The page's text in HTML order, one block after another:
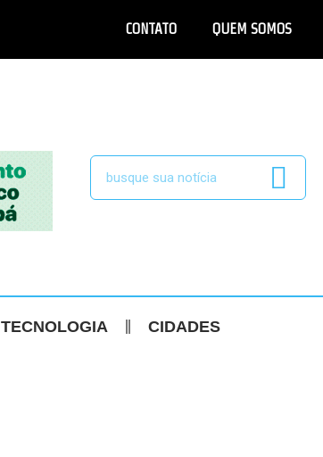
CONTATO QUEM SOMOS
TECNOLOGIA CIDADES